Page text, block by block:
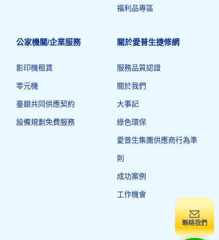
聯絡我們
福利品專區
公家機關/企業服務
影印機租賃
零元機
臺銀共同供應契約
設備規劃免費服務
關於愛普生捷修網
服務品質認證
關於我們
大事記
綠色環保
愛普生集團供應商行為準
則
成功案例
工作機會